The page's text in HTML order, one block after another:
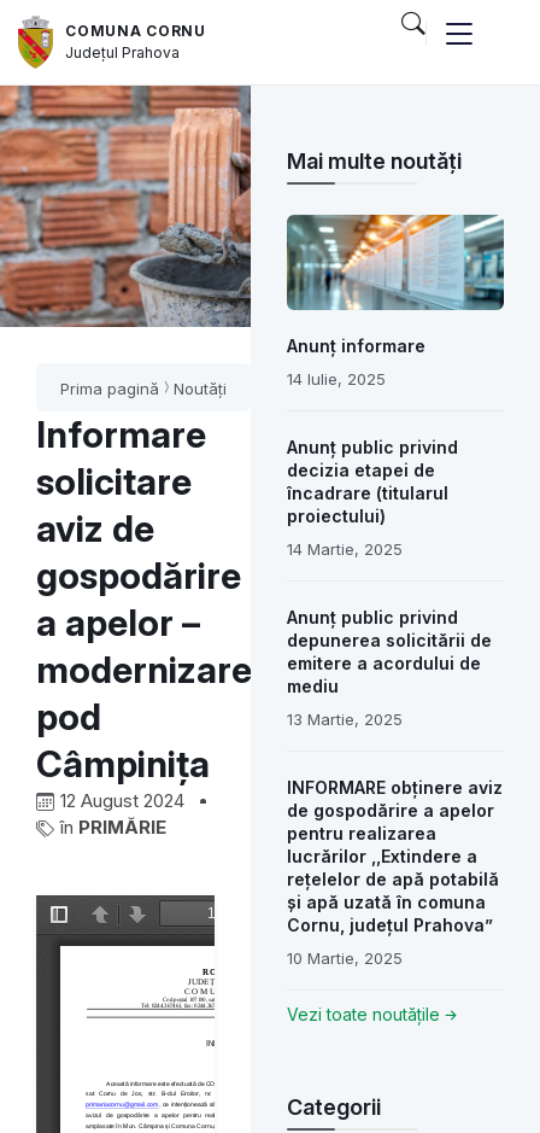
COMUNA CORNU
JudețulPrahova
Prima pagină Noutăți
Informare
solicitare
aviz de
gospodărire
a apelor –
modernizare
pod
Câmpinița
12 August 2024
în PRIMĂRIE
Mai multe noutăți
Anunț informare
14 Iulie, 2025
Anunț public privind
decizia etapei de
încadrare (titularul
proiectului)
14 Martie, 2025
Anunț public privind
depunerea solicitării de
emitere a acordului de
mediu
13 Martie, 2025
INFORMARE obținere aviz
de gospodărire a apelor
pentru realizarea
lucrărilor ,,Extindere a
rețelelor de apă potabilă
și apă uzată în comuna
Cornu, județul Prahova”
10 Martie, 2025
Vezi toate noutățile
Categorii